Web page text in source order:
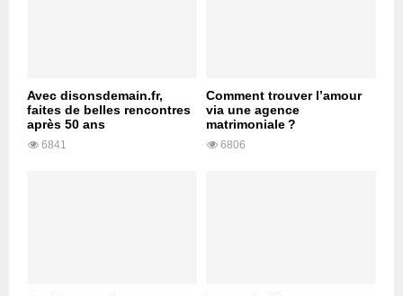
Avec disonsdemain.fr,
faites de belles rencontres
après 50 ans
6841
Comment trouver l’amour
via une agence
matrimoniale ?
6806